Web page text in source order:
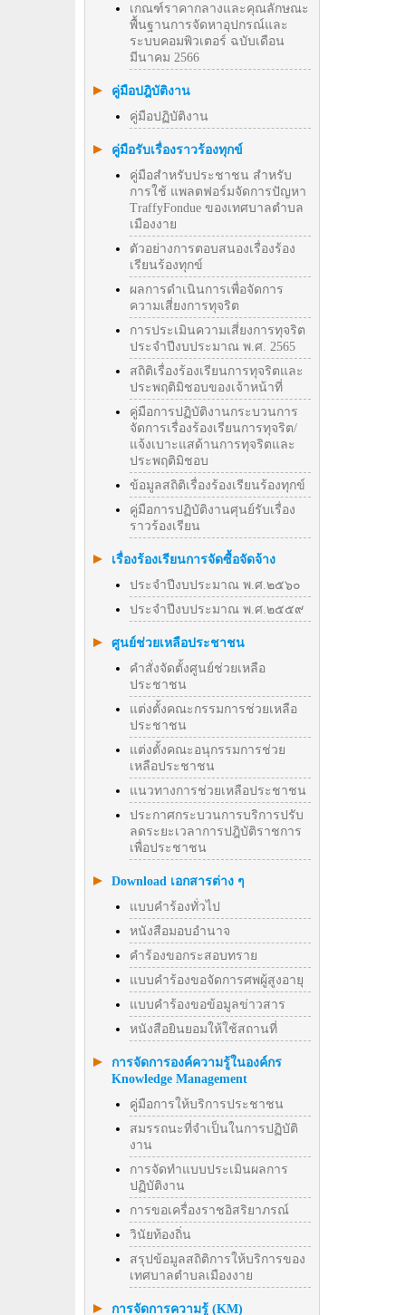
เกณฑ์ราคากลางและคุณลักษณะ
พื้นฐานการจัดหาอุปกรณ์และ
ระบบคอมพิวเตอร์ ฉบับเดือน
มีนาคม 2566
คู่มือปฎิบัติงาน
คู่มือปฏิบัติงาน
คู่มือรับเรื่องราวร้องทุกข์
คู่มือสำหรับประชาชน สำหรับ
การใช้ แพลตฟอร์มจัดการปัญหา
TraffyFondue ของเทศบาลตำบล
เมืองงาย
ตัวอย่างการตอบสนองเรื่องร้อง
เรียนร้องทุกข์
ผลการดำเนินการเพื่อจัดการ
ความเสี่ยงการทุจริต
การประเมินความเสี่ยงการทุจริต
ประจำปีงบประมาณ พ.ศ. 2565
สถิติเรื่องร้องเรียนการทุจริตและ
ประพฤติมิชอบของเจ้าหน้าที่
คู่มือการปฏิบัติงานกระบวนการ
จัดการเรื่องร้องเรียนการทุจริต/
แจ้งเบาะแสด้านการทุจริตและ
ประพฤติมิชอบ
ข้อมูลสถิติเรื่องร้องเรียนร้องทุกข์
คู่มือการปฏิบัติงานศุนย์รับเรื่อง
ราวร้องเรียน
เรื่องร้องเรียนการจัดซื้อจัดจ้าง
ประจำปีงบประมาณ พ.ศ.๒๕๖๐
ประจำปีงบประมาณ พ.ศ.๒๕๕๙
ศูนย์ช่วยเหลือประชาชน
คำสั่งจัดตั้งศูนย์ช่วยเหลือ
ประชาชน
แต่งตั้งคณะกรรมการช่วยเหลือ
ประชาชน
แต่งตั้งคณะอนุกรรมการช่วย
เหลือประชาชน
แนวทางการช่วยเหลือประชาชน
ประกาศกระบวนการบริการปรับ
ลดระยะเวลาการปฎิบัติราชการ
เพื่อประชาชน
Download เอกสารต่าง ๆ
แบบคำร้องทั่วไป
หนังสือมอบอำนาจ
คำร้องขอกระสอบทราย
แบบคำร้องขอจัดการศพผู้สูงอายุ
แบบคำร้องขอข้อมูลข่าวสาร
หนังสือยินยอมให้ใช้สถานที่
การจัดการองค์ความรู้ในองค์กร
Knowledge Management
คู่มือการให้บริการประชาชน
สมรรถนะที่จำเป็นในการปฏิบัติ
งาน
การจัดทำแบบประเมินผลการ
ปฏิบัติงาน
การขอเครื่องราชอิสริยาภรณ์
วินัยท้องถิ่น
สรุปข้อมูลสถิติการให้บริการของ
เทศบาลตำบลเมืองงาย
การจัดการความรู้ (KM)